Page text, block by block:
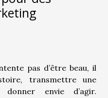
pas d’être beau, il
transmettre une
envie d’agir.